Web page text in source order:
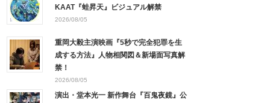
KAAT『蛙昇天』ビジュアル解禁
2026/08/05
重岡大毅主演映画『5秒で完全犯罪を生
成する方法』人物相関図＆新場面写真解
禁！
2026/08/05
演出・堂本光一 新作舞台『百鬼夜鏡』公